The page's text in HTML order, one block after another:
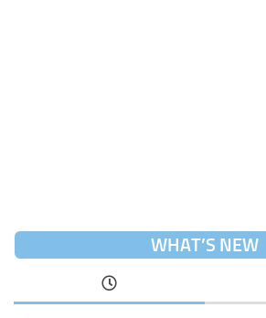
WHAT’S NEW